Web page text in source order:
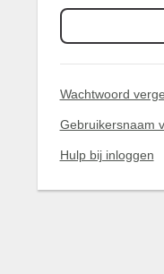
Wachtwoord
Gebruikersnaam
Hulp bij inloggen